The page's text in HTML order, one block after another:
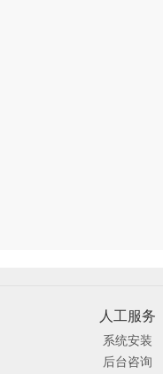
人工服务
系统安装
后台咨询